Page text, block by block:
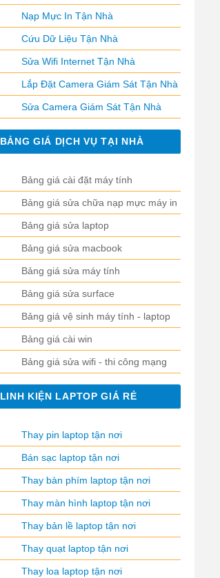
Nạp Mực In Tận Nhà
Cứu Dữ Liệu Tận Nhà
Sửa Wifi Internet Tận Nhà
Lắp Đặt Camera Giám Sát Tận Nhà
Sửa Camera Giám Sát Tận Nhà
BẢNG GIÁ DỊCH VỤ TẠI NHÀ
Bảng giá cài đặt máy tính
Bảng giá sửa chữa nạp mực máy in
Bảng giá sửa laptop
Bảng giá sửa macbook
Bảng giá sửa máy tính
Bảng giá sửa surface
Bảng giá vệ sinh máy tính - laptop
Bảng giá cài win
Bảng giá sửa wifi - thi công mạng
LINH KIỆN LAPTOP GIÁ RẺ
Thay pin laptop tận nơi
Bán sạc laptop tận nơi
Thay bàn phím laptop tận nơi
Thay màn hình laptop tận nơi
Thay bản lề laptop tận nơi
Thay quạt laptop tận nơi
Thay loa laptop tận nơi